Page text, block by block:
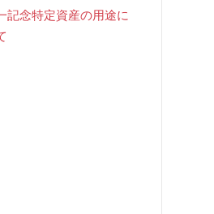
記念特定資産の用途に